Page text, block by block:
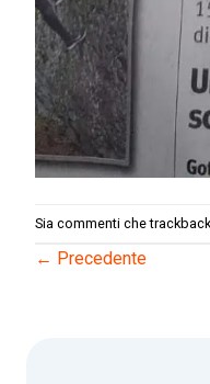
Sia commenti che
← Precedente